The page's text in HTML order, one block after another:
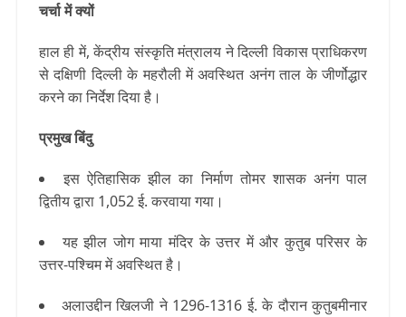
चर्चा में क्यों
हाल ही में, केंद्रीय संस्कृति मंत्रालय ने दिल्ली विकास प्राधिकरण
से दक्षिणी दिल्ली के महरौली में अवस्थित अनंग ताल के जीर्णोद्धार
करने का निर्देश दिया है।
प्रमुख बिंदु
इस ऐतिहासिक झील का निर्माण तोमर शासक अनंग पाल
द्वितीय द्वारा 1,052 ई. करवाया गया।
यह झील जोग माया मंदिर के उत्तर में और कुतुब परिसर के
उत्तर-पश्चिम में अवस्थित है।
अलाउद्दीन खिलजी ने 1296-1316 ई. के दौरान कुतुबमीनार